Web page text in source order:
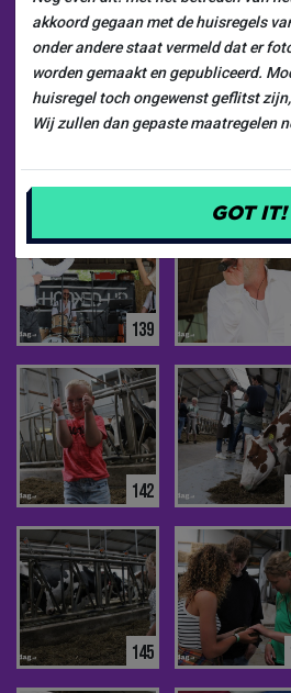
133
136
139
142
145
akkoord gegaan met de huisregels
onder andere staat vermeld dat er
worden gemaakt en gepubliceerd.
huisregel toch ongewenst geflitst
Wij zullen dan gepaste maatregelen
GOT IT!